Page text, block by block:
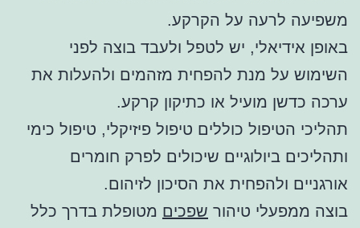
משפיעה לרעה על הקרקע.
באופן אידיאלי, יש לטפל ולעבד בוצה לפני
השימוש על מנת להפחית מזהמים ולהעלות את
ערכה כדשן מועיל או כתיקון קרקע.
תהליכי הטיפול כוללים טיפול פיזיקלי, טיפול כימי
ותהליכים ביולוגיים שיכולים לפרק חומרים
אורגניים ולהפחית את הסיכון לזיהום.
בוצה ממפעלי טיהור שפכים מטופלת בדרך כלל